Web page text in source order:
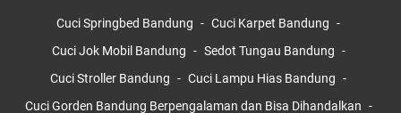
Cuci Springbed Bandung
Cuci Karpet Bandung
Cuci Jok Mobil Bandung
Sedot Tungau Bandung
Cuci Stroller Bandung
Cuci Lampu Hias Bandung
Cuci Gorden Bandung Berpengalaman dan Bisa Dihandalkan